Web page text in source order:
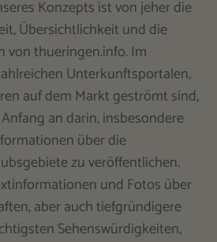
Konzepts ist von jeher die
Übersichtlichkeit und die
von thueringen.info. Im
Unterkunftsportalen,
auf dem Markt geströmt sind,
an darin, insbesondere
über die
zu veröffentlichen.
und Fotos über
aber auch tiefgründigere
Sehenswürdigkeiten,